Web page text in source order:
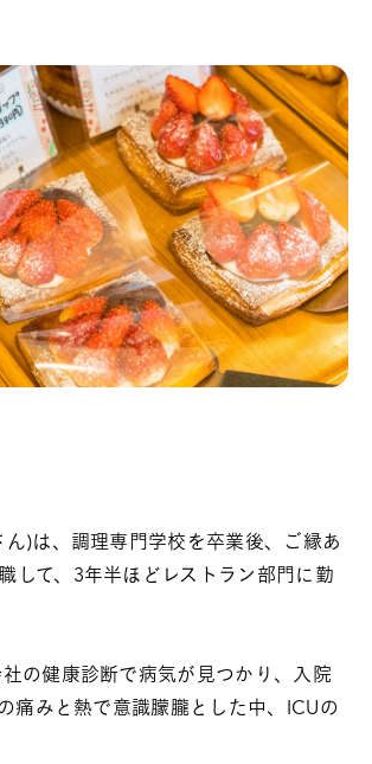
ん)は、調理専門学校を卒業後、ご縁あ
して、3年半ほどレストラン部門に勤
の健康診断で病気が見つかり、入院
みと熱で意識朦朧とした中、ICUの